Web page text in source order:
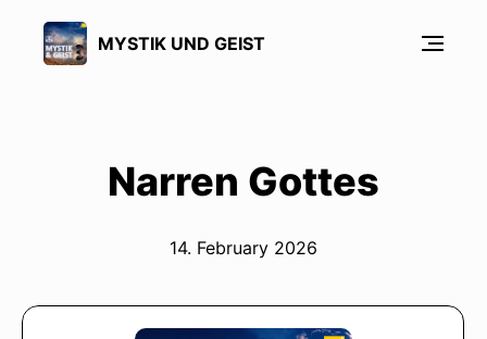
MYSTIK UND GEIST
Narren Gottes
14. February 2026